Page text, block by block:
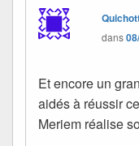
dans
Et encore un
aidés à réussir
Meriem réalise